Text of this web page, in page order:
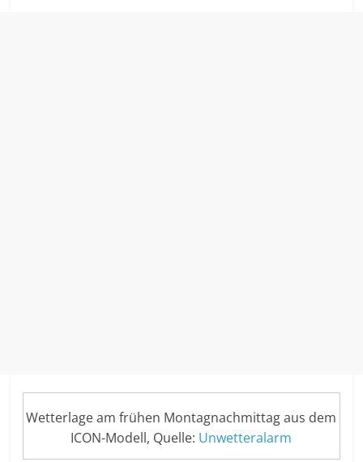
Wetterlage am frühen Montagnachmittag aus dem
ICON-Modell, Quelle: Unwetteralarm